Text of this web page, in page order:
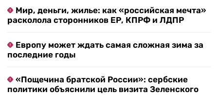
Мир, деньги, жилье: как «российская мечта»
расколола сторонников ЕР, КПРФ и ЛДПР
Европу может ждать самая сложная зима за
последние годы
«Пощечина братской России»: сербские
политики объяснили цель визита Зеленского